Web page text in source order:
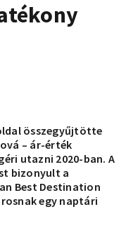
összegyűjtötte
– ár-érték
utazni 2020-ban. A
bizonyult a
Best Destination
egy naptári